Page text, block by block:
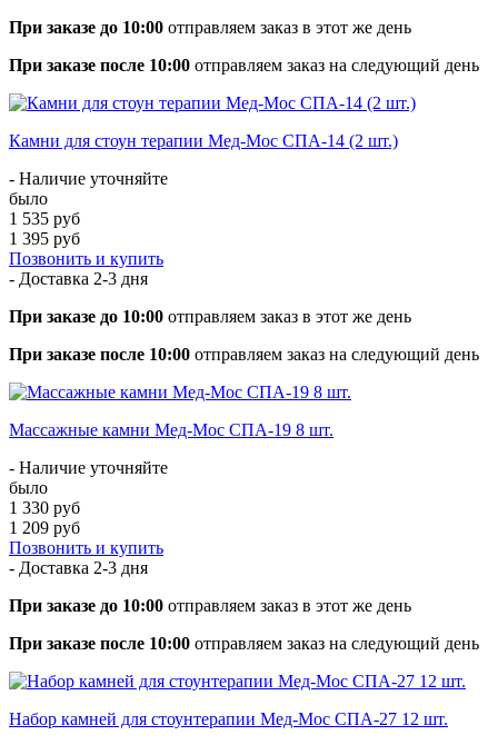
При заказе до 10:00 отправляем заказ в этот же день
При заказе после 10:00 отправляем заказ на следующий день
Камни для стоун терапии Мед-Мос СПА-14 (2 шт.)
- Наличие уточняйте
было
1 535 руб
1 395 руб
Позвонить и купить
- Доставка 2-3 дня
При заказе до 10:00 отправляем заказ в этот же день
При заказе после 10:00 отправляем заказ на следующий день
Массажные камни Мед-Мос СПА-19 8 шт.
- Наличие уточняйте
было
1 330 руб
1 209 руб
Позвонить и купить
- Доставка 2-3 дня
При заказе до 10:00 отправляем заказ в этот же день
При заказе после 10:00 отправляем заказ на следующий день
Набор камней для стоунтерапии Мед-Мос СПА-27 12 шт.